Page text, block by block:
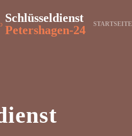
Schlüsseldienst
Petershagen-24
STARTSEITE